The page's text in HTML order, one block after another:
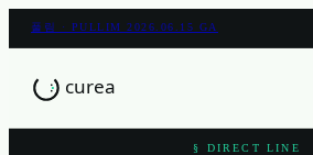
풀림 · PULLIM 2026.06.15 GA
§ DIRECT LINE